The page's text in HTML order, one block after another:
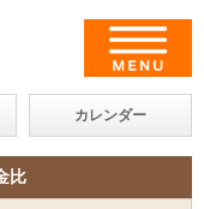
カレンダー
比